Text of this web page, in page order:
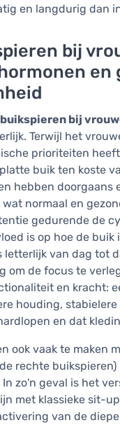
en langdurig dan
bij
en
bij
Terwijl het
prioriteiten
buik ten koste
hebben doorgaans
normaal en
gedurende de
is op hoe de buik
letterlijk van dag tot
om de focus te
en kracht:
houding, stabielere
en dat
ook vaak te maken
rechte buikspieren)
zo'n geval is het
met klassieke sit-
van de